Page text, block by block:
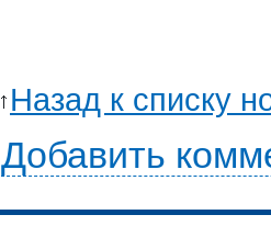
Назад к списку
Добавить